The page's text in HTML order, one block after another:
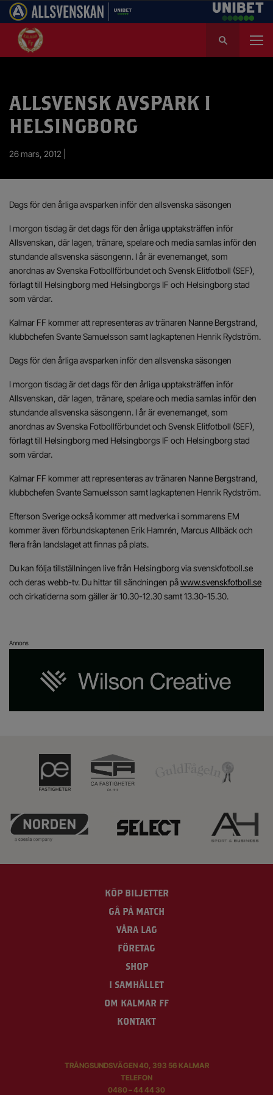
k
ALLSVENSK AVSPARK I
HELSINGBORG
26 mars, 2012 |
Dags för den årliga avsparken inför den allsvenska säsongen
I morgon tisdag är det dags för den årliga upptaksträffen inför
Allsvenskan, där lagen, tränare, spelare och media samlas inför den
stundande allsvenska säsongenn. I år är evenemanget, som
anordnas av Svenska Fotbollförbundet och Svensk Elitfotboll (SEF),
förlagt till Helsingborg med Helsingborgs IF och Helsingborg stad
som värdar.
Kalmar FF kommer att representeras av tränaren Nanne Bergstrand,
klubbchefen Svante Samuelsson samt lagkaptenen Henrik Rydström.
Dags för den årliga avsparken inför den allsvenska säsongen
I morgon tisdag är det dags för den årliga upptaksträffen inför
Allsvenskan, där lagen, tränare, spelare och media samlas inför den
stundande allsvenska säsongenn. I år är evenemanget, som
anordnas av Svenska Fotbollförbundet och Svensk Elitfotboll (SEF),
förlagt till Helsingborg med Helsingborgs IF och Helsingborg stad
som värdar.
Kalmar FF kommer att representeras av tränaren Nanne Bergstrand,
klubbchefen Svante Samuelsson samt lagkaptenen Henrik Rydström.
Efterson Sverige också kommer att medverka i sommarens EM
kommer även förbundskaptenen Erik Hamrén, Marcus Allbäck och
flera från landslaget att finnas på plats.
Du kan följa tillställningen live från Helsingborg via svenskfotboll.se
och deras webb-tv. Du hittar till sändningen påwww.svenskfotboll.se
och cirkatiderna som gäller är 10.30-12.30 samt 13.30-15.30.
Annons
KÖP BILJETTER
GÅ PÅ MATCH
VÅRA LAG
FÖRETAG
SHOP
I SAMHÄLLET
OM KALMAR FF
KONTAKT
TRÅNGSUNDSVÄGEN 40, 393 56 KALMAR
TELEFON
0480 – 44 44 30